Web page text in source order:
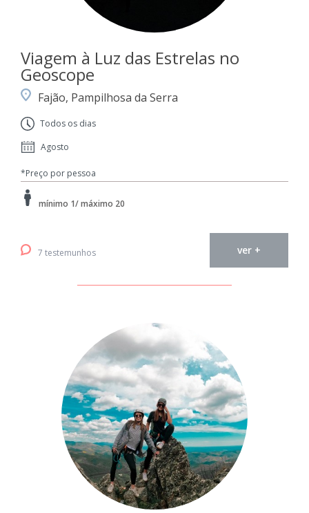
Viagem à Luz das Estrelas no
Geoscope
Fajão, Pampilhosa da Serra
Todos os dias
Agosto
*Preço por pessoa
mínimo 1/ máximo 20
7 testemunhos ver +